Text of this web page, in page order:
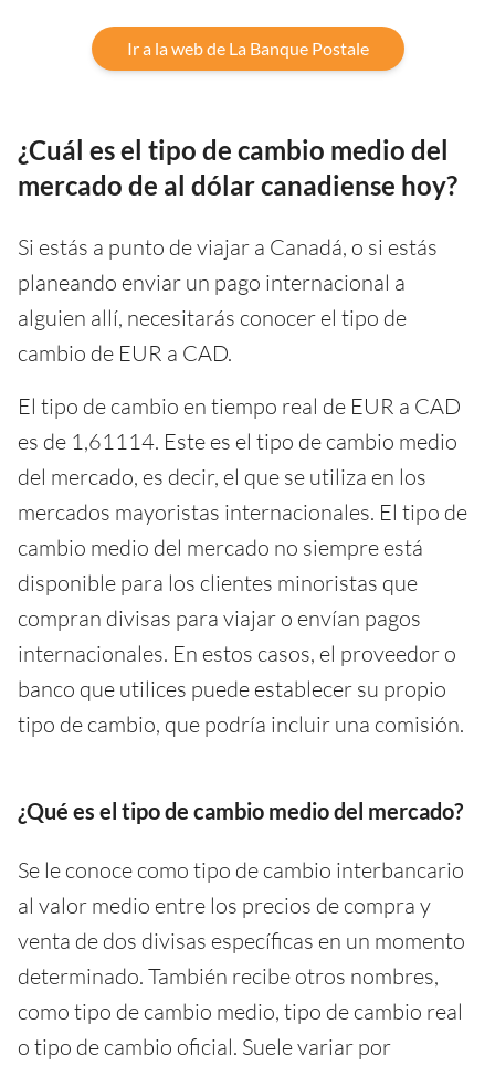
Ir a la web de La Banque Postale
¿Cuál es el tipo de cambio medio del
mercado de al dólar canadiense hoy?
Si estás a punto de viajar a Canadá, o si estás
planeando enviar un pago internacional a
alguien allí, necesitarás conocer el tipo de
cambio de EUR a CAD.
El tipo de cambio en tiempo real de EUR a CAD
es de 1,61114. Este es el tipo de cambio medio
del mercado, es decir, el que se utiliza en los
mercados mayoristas internacionales. El tipo de
cambio medio del mercado no siempre está
disponible para los clientes minoristas que
compran divisas para viajar o envían pagos
internacionales. En estos casos, el proveedor o
banco que utilices puede establecer su propio
tipo de cambio, que podría incluir una comisión.
¿Qué es el tipo de cambio medio del mercado?
Se le conoce como tipo de cambio interbancario
al valor medio entre los precios de compra y
venta de dos divisas específicas en un momento
determinado. También recibe otros nombres,
como tipo de cambio medio, tipo de cambio real
o tipo de cambio oficial. Suele variar por